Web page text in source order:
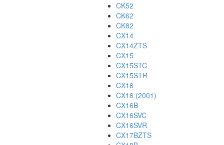
CK52
CK62
CK82
CX14
CX14ZTS
CX15
CX15STC
CX15STR
CX16
CX16 (2001)
CX16B
CX16SVC
CX16SVR
CX17BZTS